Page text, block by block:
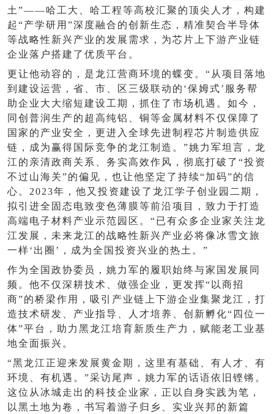
土”——哈工大、哈工程等高校汇聚的顶尖人才，构建
起“产学研用”深度融合的创新生态，精准契合半导体
等战略性新兴产业的发展需求，为芯片上下游产业链
企业落户搭建了优质平台。
更让他动容的，是龙江营商环境的蝶变。 “从项目落地
到建设运营，省、市、区三级联动的‘保姆式’服务帮
助企业大大缩短建设工期，抓住了市场机遇。如今，
同创普润生产的超高纯铝、铜等金属材料不仅保障了
国家的产业安全，更进入全球先进制程芯片制造供应
链，成为赢得国际竞争的龙江制造。”姚力军坦言，龙
江的亲清政商关系、务实高效作风，彻底打破了“投资
不过山海关”的偏见，也让他坚定了持续“加码”的信
心。2023年，他又投资建设了龙江学子创业园二期，
拟引进全固态电致变色薄膜等前沿项目，致力于打造
高端电子材料产业示范园区。“已有众多企业家关注龙
江发展，未来龙江的战略性新兴产业必将像冰雪文旅
一样‘出圈’，成为全国投资兴业的热土。”
作为全国政协委员，姚力军的履职始终与家国发展同
频。他不仅深耕技术、做强企业，更发挥“以商招
商”的桥梁作用，吸引产业链上下游企业集聚龙江，打
造技术研发、产业指导、人才培养、创新孵化“四位一
体”平台，助力黑龙江培育新质生产力，赋能老工业基
地全面振兴。
“黑龙江正迎来发展黄金期，这里有基础、有人才、有
环境、有机遇。”采访尾声，姚力军的话语依旧铿锵。
这位从冰城走出的科技企业家，正以自身实践为笔，
以黑土地为卷，书写着游子归乡、实业兴邦的新篇